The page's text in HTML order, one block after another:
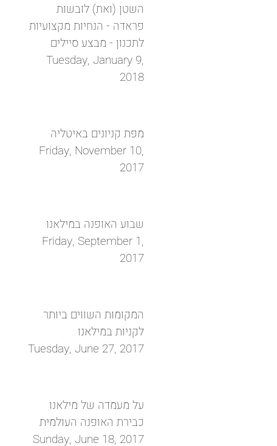
השטן (ואת) לובשות
פראדה - הנחיות מקצועיות
לתכנון - מבצע סיילים
Tuesday, January 9,
2018
מפת קניונים באיטליה
Friday, November 10,
2017
שבוע האופנה במילאנו
Friday, September 1,
2017
המקומות השווים ביותר
לקניות במילאנו
Tuesday, June 27, 2017
על מעמדה של מילאנו
כבירת האופנה העולמית
Sunday, June 18, 2017